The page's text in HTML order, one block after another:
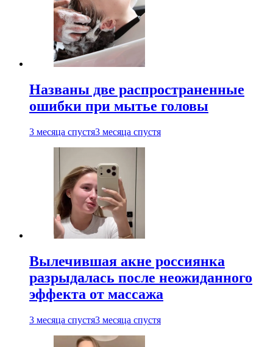
Названы две распространенные
ошибки при мытье головы
3 месяца спустя3 месяца спустя
Вылечившая акне россиянка
разрыдалась после неожиданного
эффекта от массажа
3 месяца спустя3 месяца спустя